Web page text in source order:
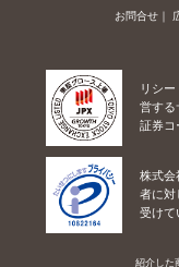
お問合せ
リシ
営する
証券コ
株式会
者に対
受けて
紹介した